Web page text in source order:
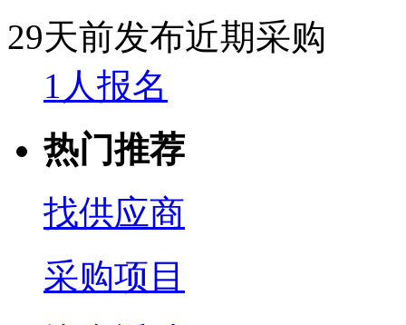
29天前发布近期采购
1人报名
热门推荐
找供应商
采购项目